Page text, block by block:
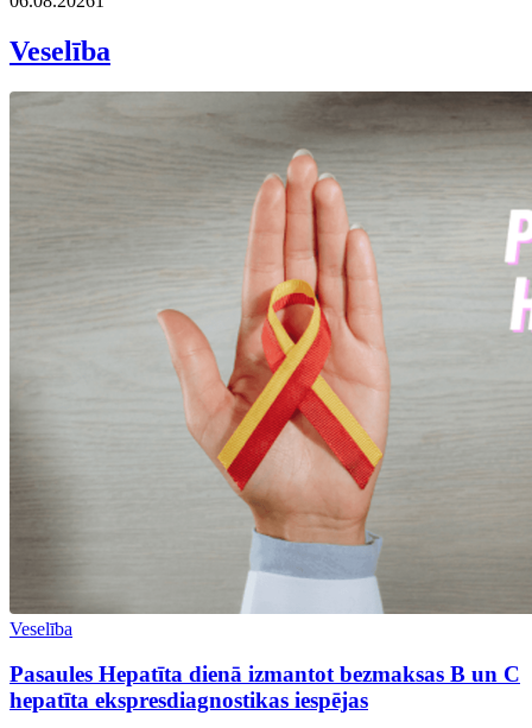
Veselība
Veselība
Pasaules Hepatīta dienā izmantot bezmaksas B un C
hepatīta ekspresdiagnostikas iespējas